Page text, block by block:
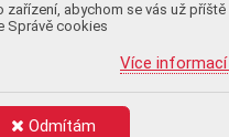
abychom se vás už příště
Správě cookies
Více informací
Odmítám